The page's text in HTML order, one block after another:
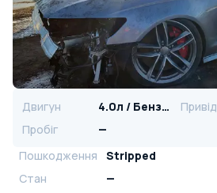
Двигун 4.0л / Бензин Привід
Пробіг
—
Пошкодження
Stripped
Стан
—